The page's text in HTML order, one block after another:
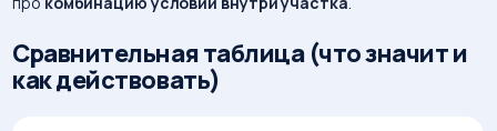
Сравнительная таблица (что значит и
как действовать)